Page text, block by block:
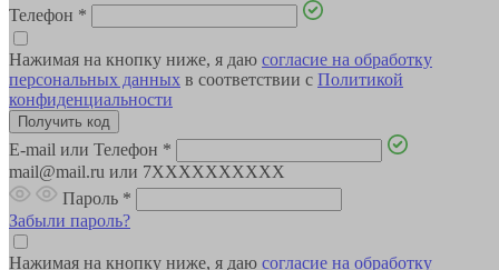
Телефон *
Нажимая на кнопку ниже, я даю согласие на обработку
персональных данных в соответствии с Политикой
конфиденциальности
E-mail или Телефон *
mail@mail.ru или 7XXXXXXXXXX
Пароль *
Забыли пароль?
Нажимая на кнопку ниже, я даю согласие на обработку